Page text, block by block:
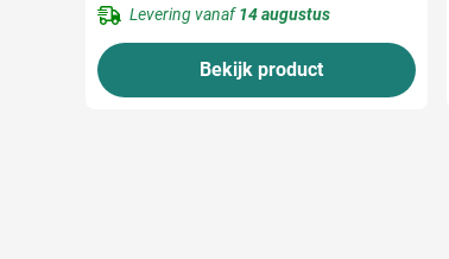
Levering vanaf14 augustus
Bekijk product